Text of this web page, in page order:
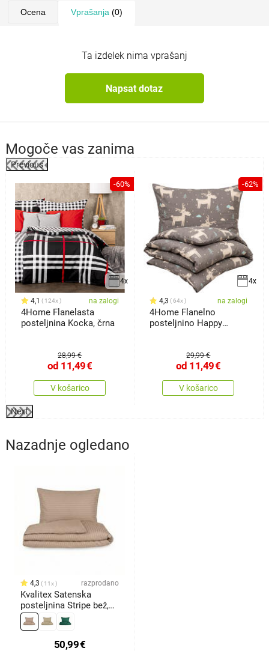
Ocena Vprašanja (0)
Ta izdelek nima vprašanj
Napsat dotaz
Mogoče vas zanima
Previous
-60%
4x
4,1 124x na zalogi
4Home Flanelasta
posteljnina Kocka, črna
28,99 €
od 11,49€
V košarico
-62%
4x
4,3 64x na zalogi
4Home Flanelno
posteljnino Happy
29,99 €
od 11,49€
V košarico
Next
Nazadnje ogledano
4,3 11x razprodano
Kvalitex Satenska
posteljnina Stripe bež,
140 x 200 cm, 70 x 90
cm
50,99€